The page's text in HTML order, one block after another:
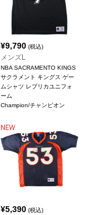
¥9,790 (税込)
メンズL
NBA SACRAMENTO KINGS
サクラメント キングス ゲー
ムシャツ レプリカユニフォ
ーム
Champion/チャンピオン
¥5,390 (税込)